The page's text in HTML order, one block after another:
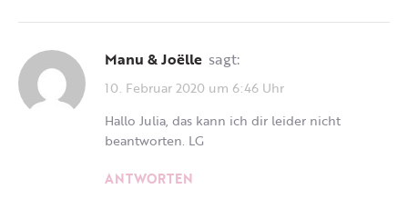
Manu & Joëlle sagt:
10. Februar 2020 um 6:46 Uhr
Hallo Julia, das kann ich dir leider nicht
beantworten. LG
ANTWORTEN